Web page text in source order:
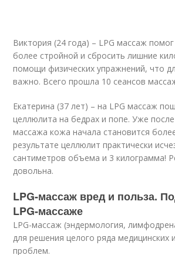
Виктория (24 года) – LPG массаж
более стройной и сбросить лишние
помощи физических упражнений, что
важно. Всего прошла 10 сеансов
Екатерина (37 лет) – на LPG массаж
целлюлита на бедрах и попе. Уже
массажа кожа начала становится
результате целлюлит практически
сантиметров объема и 3 килограмма!
довольна.
LPG-массаж вред и польза.
LPG-массаже
LPG-массаж (эндермология,
для решения целого ряда медицинских
проблем.